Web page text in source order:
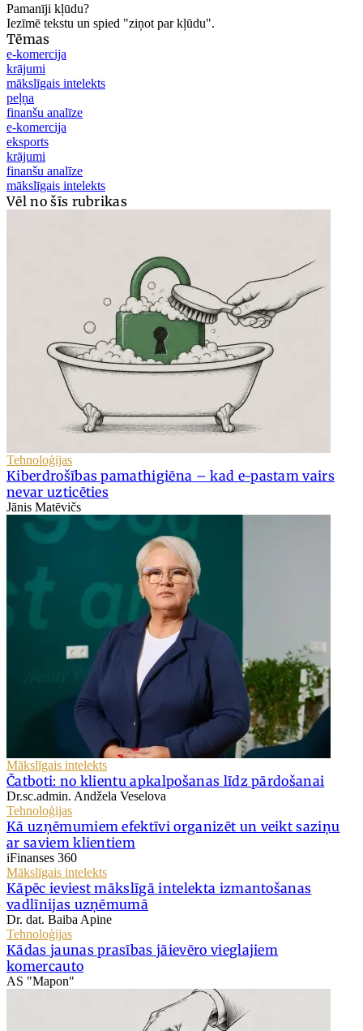
Pamanīji kļūdu?
Iezīmē tekstu un spied "ziņot par kļūdu".
Tēmas
e-komercija
krājumi
mākslīgais intelekts
peļņa
finanšu analīze
e-komercija
eksports
krājumi
finanšu analīze
mākslīgais intelekts
Vēl no šīs rubrikas
Tehnoloģijas
Kiberdrošības pamathigiēna – kad e-pastam vairs
nevar uzticēties
Jānis Matēvičs
Mākslīgais intelekts
Čatboti: no klientu apkalpošanas līdz pārdošanai
Dr.sc.admin. Andžela Veselova
Tehnoloģijas
Kā uzņēmumiem efektīvi organizēt un veikt saziņu
ar saviem klientiem
iFinanses 360
Mākslīgais intelekts
Kāpēc ieviest mākslīgā intelekta izmantošanas
vadlīnijas uzņēmumā
Dr. dat. Baiba Apine
Tehnoloģijas
Kādas jaunas prasības jāievēro vieglajiem
komercauto
AS "Mapon"